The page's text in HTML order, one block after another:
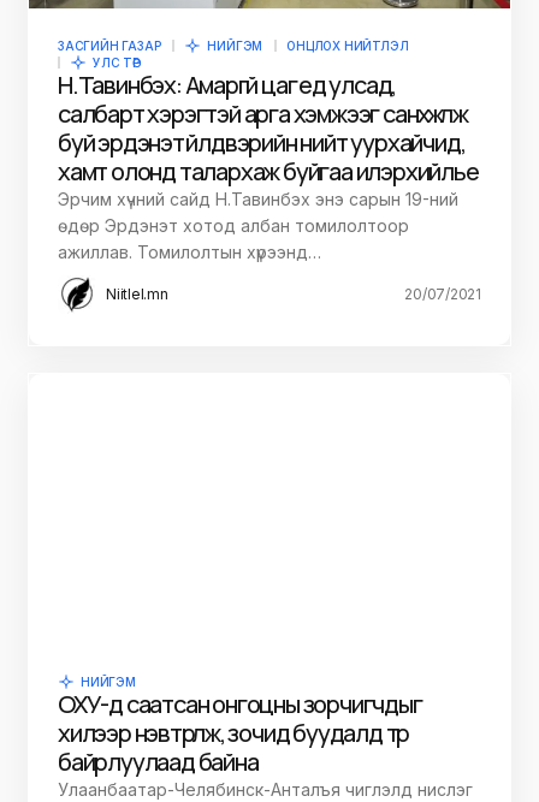
ЗАСГИЙН ГАЗАР НИЙГЭМ
ОНЦЛОХ НИЙТЛЭЛ
УЛС ТӨР
Н.Тавинбэх: Амаргүй цаг үед улсад,
салбарт хэрэгтэй арга хэмжээг санхүүжүүлж
буй эрдэнэт үйлдвэрийн нийт уурхайчид,
хамт олонд талархаж буйгаа илэрхийлье
Эрчим хүчний сайд Н.Тавинбэх энэ сарын 19-ний
өдөр Эрдэнэт хотод албан томилолтоор
ажиллав. Томилолтын хүрээнд…
Niitlel.mn 20/07/2021
НИЙГЭМ
ОХУ-д саатсан онгоцны зорчигчдыг
хилээр нэвтрүүлж, зочид буудалд түр
байрлуулаад байна
Улаанбаатар-Челябинск-Анталъя чиглэлд нислэг